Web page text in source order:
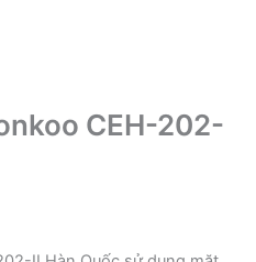
CEH-202-